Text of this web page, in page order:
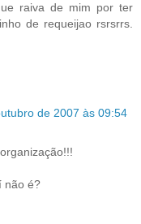
raiva de mim por ter
de requeijao rsrsrrs.
de 2007 às 09:54
não é?